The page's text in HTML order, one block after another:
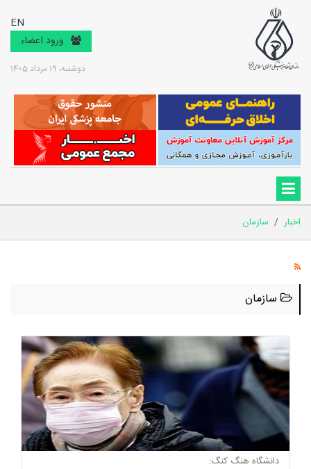
EN
ورود اعضاء
دوشنبه، 19 مرداد 1405
اخبار / سازمان
سازمان
دانشگاه هنگ کنگ: